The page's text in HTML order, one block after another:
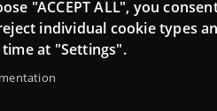
"ACCEPT ALL", you
individual cookie types
at "Settings".